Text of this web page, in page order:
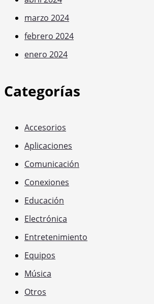
marzo 2024
febrero 2024
enero 2024
Categorías
Accesorios
Aplicaciones
Comunicación
Conexiones
Educación
Electrónica
Entretenimiento
Equipos
Música
Otros